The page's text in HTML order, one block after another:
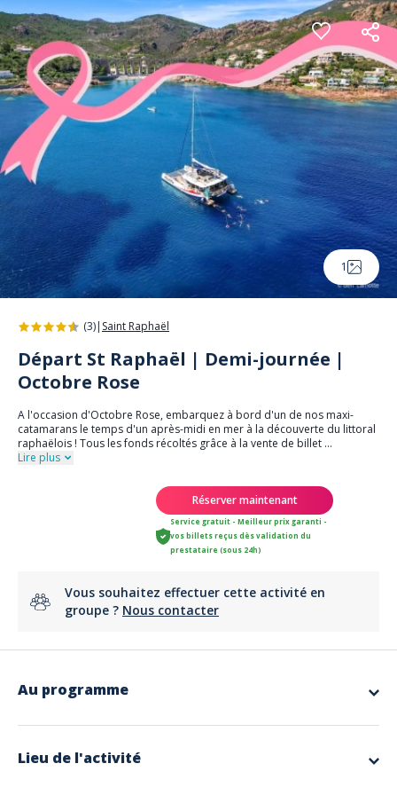
Panneau de gestion des cookies
1
(3)| Saint Raphaël
Départ St Raphaël | Demi-journée |
Octobre Rose
A l'occasion d'Octobre Rose, embarquez à bord d'un de nos maxi-
catamarans le temps d'un après-midi en mer à la découverte du littoral
raphaëlois ! Tous les fonds récoltés grâce à la vente de billet ...
Lire plus
Réserver maintenant
Service gratuit - Meilleur prix garanti -
vos billets reçus dès validation du
prestataire (sous 24h)
Vous souhaitez effectuer cette activité en
groupe ? Nous contacter
Au programme
Montez à bord d’un de nos maxi-catamarans pour une balade en mer
et unapéritif servi à bord
Lieu de l'activité